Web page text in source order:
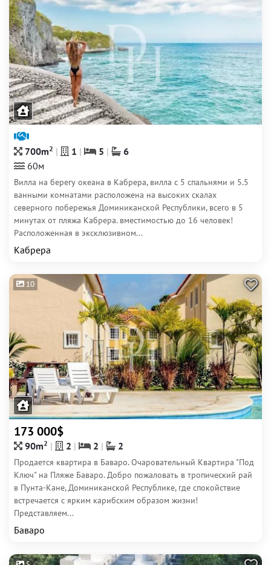
700m2 1 5
6
60м
Вилла на берегу океана в Кабрера, вилла с 5 спальнями и 5.5
ванными комнатами расположена на высоких скалах
северного побережья Доминиканской Республики, всего в 5
минутах от пляжа Кабрера. вместимостью до 16 человек!
Расположенная в эксклюзивном...
Кабрера
10
173 000$
90m2 2 2 2
Продается квартира в Баваро. Очаровательный Квартира "Под
Ключ" на Пляже Баваро. Добро пожаловать в тропический рай
в Пунта-Кане, Доминиканской Республике, где спокойствие
встречается с ярким карибским образом жизни!
Представляем...
Баваро